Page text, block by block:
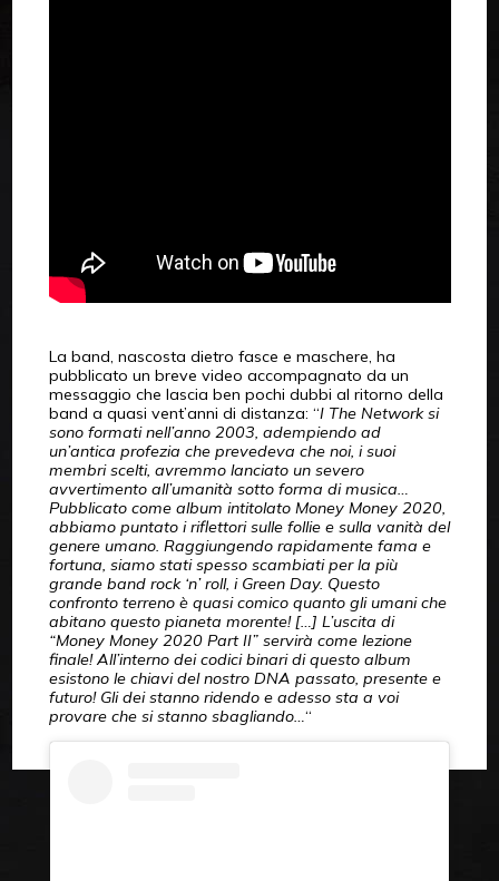
La band, nascosta dietro fasce e maschere, ha
pubblicato un breve video accompagnato da un
messaggio che lascia ben pochi dubbi al ritorno della
band a quasi vent’anni di distanza: “I The Network si
sono formati nell’anno 2003, adempiendo ad
un’antica profezia che prevedeva che noi, i suoi
membri scelti, avremmo lanciato un severo
avvertimento all’umanità sotto forma di musica…
Pubblicato come album intitolato Money Money 2020,
abbiamo puntato i riflettori sulle follie e sulla vanità del
genere umano. Raggiungendo rapidamente fama e
fortuna, siamo stati spesso scambiati per la più
grande band rock ‘n’ roll, i Green Day. Questo
confronto terreno è quasi comico quanto gli umani che
abitano questo pianeta morente! […] L’uscita di
“Money Money 2020 Part II” servirà come lezione
finale! All’interno dei codici binari di questo album
esistono le chiavi del nostro DNA passato, presente e
futuro! Gli dei stanno ridendo e adesso sta a voi
provare che si stanno sbagliando…“